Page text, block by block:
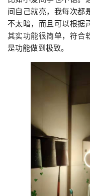
间自己就亮，我每次都
不太暗，而且可以根据
其实功能很简单，符合
是功能做到极致。